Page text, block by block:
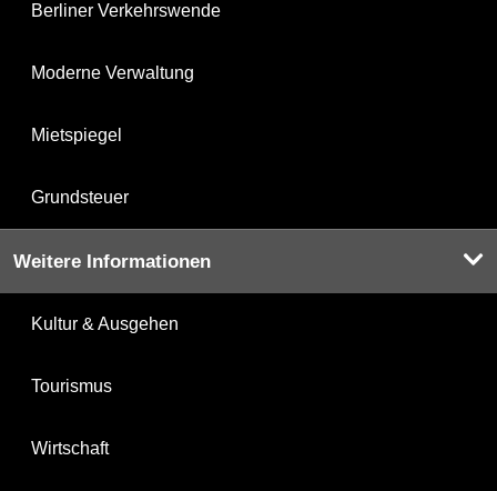
Berliner Verkehrswende
Moderne Verwaltung
Mietspiegel
Grundsteuer
Weitere Informationen
Kultur & Ausgehen
Tourismus
Wirtschaft